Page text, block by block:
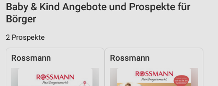
Baby & Kind Angebote und Prospekte für
Börger
2 Prospekte
Rossmann Rossmann
Werbung